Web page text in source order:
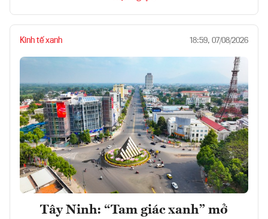
Kinh tế xanh 18:59, 07/08/2026
Tây Ninh: “Tam giác xanh” mở